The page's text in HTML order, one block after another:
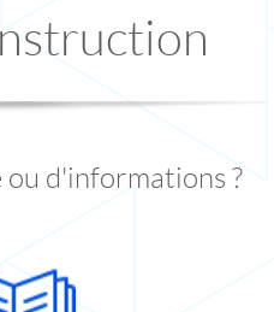
ou d'informations ?